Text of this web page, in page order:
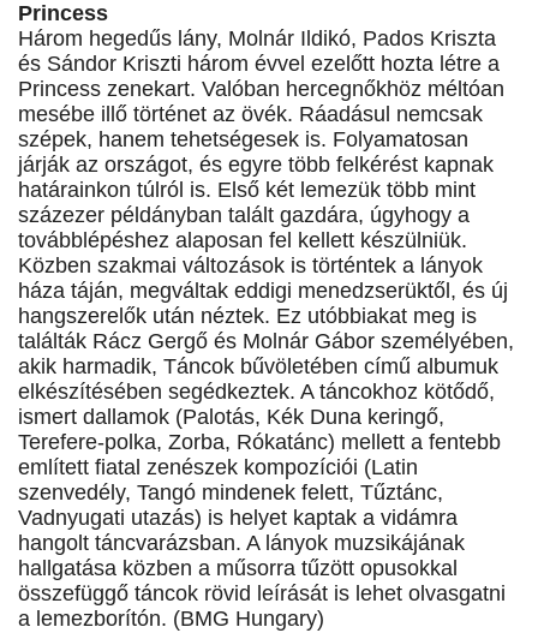
Princess
Három hegedűs lány, Molnár Ildikó, Pados Kriszta
és Sándor Kriszti három évvel ezelőtt hozta létre a
Princess zenekart. Valóban hercegnőkhöz méltóan
mesébe illő történet az övék. Ráadásul nemcsak
szépek, hanem tehetségesek is. Folyamatosan
járják az országot, és egyre több felkérést kapnak
határainkon túlról is. Első két lemezük több mint
százezer példányban talált gazdára, úgyhogy a
továbblépéshez alaposan fel kellett készülniük.
Közben szakmai változások is történtek a lányok
háza táján, megváltak eddigi menedzserüktől, és új
hangszerelők után néztek. Ez utóbbiakat meg is
találták Rácz Gergő és Molnár Gábor személyében,
akik harmadik, Táncok bűvöletében című albumuk
elkészítésében segédkeztek. A táncokhoz kötődő,
ismert dallamok (Palotás, Kék Duna keringő,
Terefere-polka, Zorba, Rókatánc) mellett a fentebb
említett fiatal zenészek kompozíciói (Latin
szenvedély, Tangó mindenek felett, Tűztánc,
Vadnyugati utazás) is helyet kaptak a vidámra
hangolt táncvarázsban. A lányok muzsikájának
hallgatása közben a műsorra tűzött opusokkal
összefüggő táncok rövid leírását is lehet olvasgatni
a lemezborítón. (BMG Hungary)